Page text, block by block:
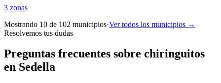
3 zonas
Mostrando 10 de 102 municipios·Ver todos los municipios →
Resolvemos tus dudas
Preguntas frecuentes sobre chiringuitos
en Sedella